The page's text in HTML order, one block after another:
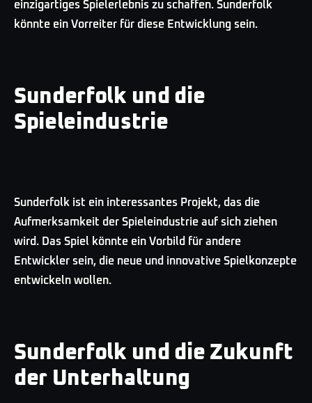
einzigartiges Spielerlebnis zu schaffen. Sunderfolk
könnte ein Vorreiter für diese Entwicklung sein.
Sunderfolk und die
Spieleindustrie
Sunderfolk ist ein interessantes Projekt, das die
Aufmerksamkeit der Spieleindustrie auf sich ziehen
wird. Das Spiel könnte ein Vorbild für andere
Entwickler sein, die neue und innovative Spielkonzepte
entwickeln wollen.
Sunderfolk und die Zukunft
der Unterhaltung